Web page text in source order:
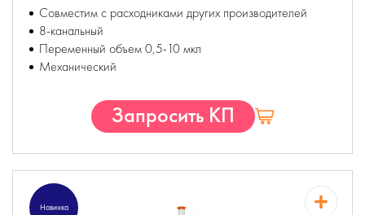
Совместим с расходниками других производителей
8-канальный
Переменный объем 0,5-10 мкл
Механический
Запросить КП
Новинка